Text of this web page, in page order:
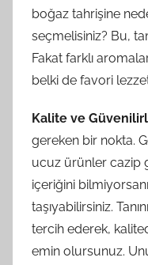
boğaz tahrişine
seçmelisiniz? Bu,
Fakat farklı
belki de favori
Kalite ve
gereken bir nokta.
ucuz ürünler cazip
içeriğini
taşıyabilirsiniz.
tercih ederek,
emin olursunuz.